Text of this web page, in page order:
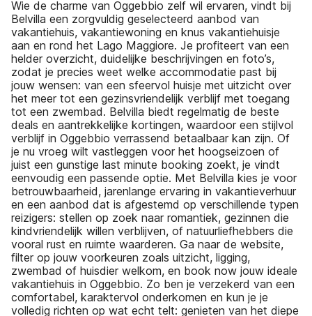
Wie de charme van Oggebbio zelf wil ervaren, vindt bij
Belvilla een zorgvuldig geselecteerd aanbod van
vakantiehuis, vakantiewoning en knus vakantiehuisje
aan en rond het Lago Maggiore. Je profiteert van een
helder overzicht, duidelijke beschrijvingen en foto’s,
zodat je precies weet welke accommodatie past bij
jouw wensen: van een sfeervol huisje met uitzicht over
het meer tot een gezinsvriendelijk verblijf met toegang
tot een zwembad. Belvilla biedt regelmatig de beste
deals en aantrekkelijke kortingen, waardoor een stijlvol
verblijf in Oggebbio verrassend betaalbaar kan zijn. Of
je nu vroeg wilt vastleggen voor het hoogseizoen of
juist een gunstige last minute booking zoekt, je vindt
eenvoudig een passende optie. Met Belvilla kies je voor
betrouwbaarheid, jarenlange ervaring in vakantieverhuur
en een aanbod dat is afgestemd op verschillende typen
reizigers: stellen op zoek naar romantiek, gezinnen die
kindvriendelijk willen verblijven, of natuurliefhebbers die
vooral rust en ruimte waarderen. Ga naar de website,
filter op jouw voorkeuren zoals uitzicht, ligging,
zwembad of huisdier welkom, en book now jouw ideale
vakantiehuis in Oggebbio. Zo ben je verzekerd van een
comfortabel, karaktervol onderkomen en kun je je
volledig richten op wat echt telt: genieten van het diepe